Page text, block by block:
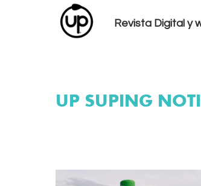
Revista Digital y
UP SUPING